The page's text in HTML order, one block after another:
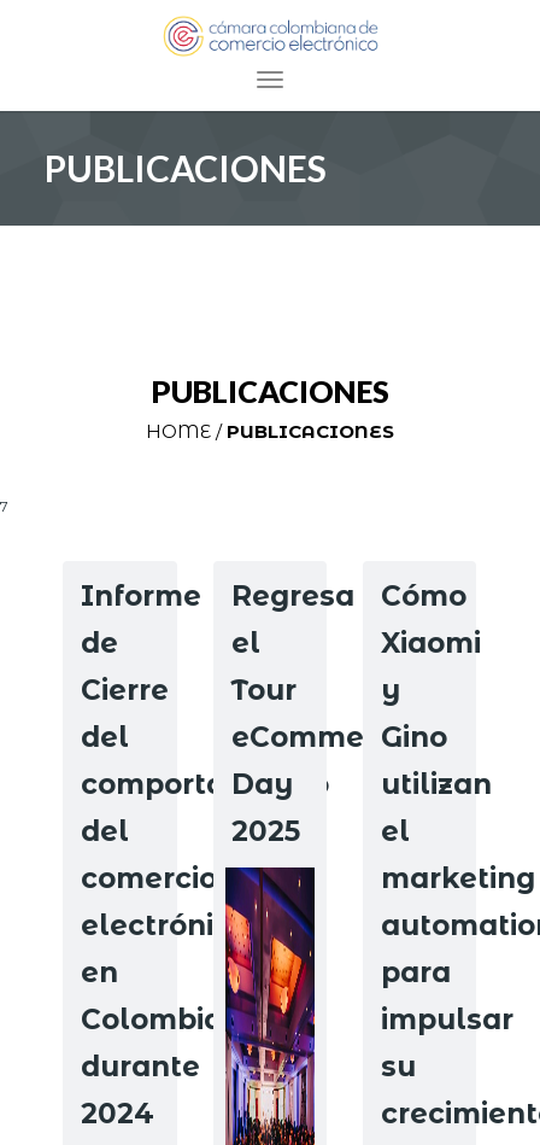
Toggle navigation
PUBLICACIONES
PUBLICACIONES
HOME / PUBLICACIONES
7
Informe
de
Cierre
del
comportamiento
del
comercio
electrónico
en
Colombia
durante
2024
Regresa
el
Tour
eCommerce
Day
2025
Cómo
Xiaomi
y
Gino
utilizan
el
marketing
para
impulsar
su